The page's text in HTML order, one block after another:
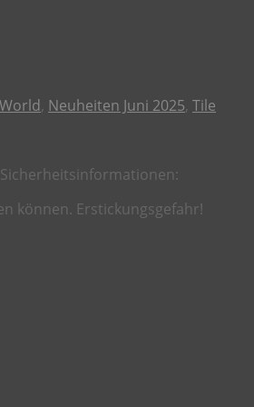
, Neuheiten Juni 2025, Tile
können. Erstickungsgefahr!